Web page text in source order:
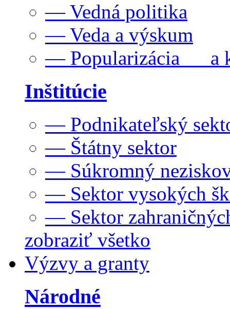
— Vedná politika
— Veda a výskum
— Popularizácia a
Inštitúcie
— Podnikateľský
— Štátny sektor
— Súkromný
— Sektor vysokých
— Sektor
zobraziť všetko
Výzvy a granty
Národné